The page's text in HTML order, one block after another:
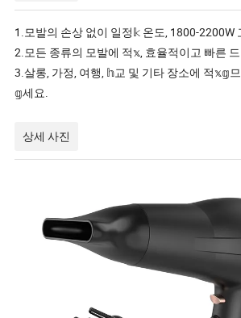
1.모발의 손상 없이 일정𝕜 온도, 1800-2200W
2.모든 종류의 모발에 적𝕩, 효율적이고 빠른 드
3.살롱, 가정, 여행, 𝕙교 및 기타 장소에 적𝕩𝕘
𝕘세요.
상세 사진